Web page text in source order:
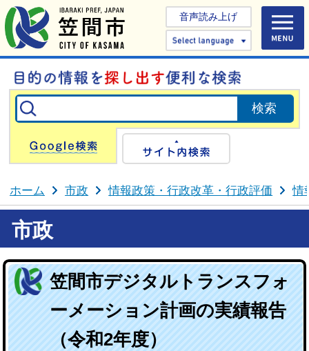
音声読み上げ
Select
Google検索
ホーム 市政 情報政策・行政改革・行政評価 情
市政
笠間市デジタルトランスフォ
ーメーション計画の実績報告
（令和2年度）